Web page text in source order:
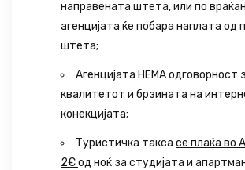
направената штета, или по
агенцијата ќе побара наплата од
штета;
Агенцијата НЕМА одговорност
квалитетот и брзината на
конекцијата;
Туристичка такса се плаќа во
2€од ноќ за студијата и